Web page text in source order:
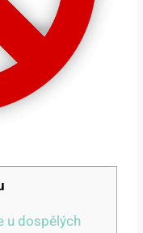
u dospělých